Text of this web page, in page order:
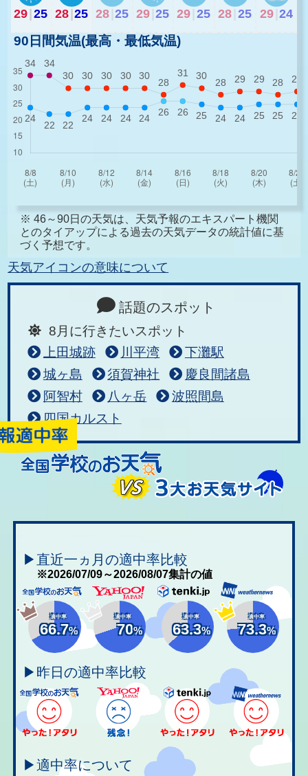
29|25 28|25 28 25 29 25 29 25 28 25 29 24
90日間気温(最高・最低気温)
※ 46～90日の天気は、天気予報のエキスパート機関
とのタイアップによる過去の天気データの統計値に基
づく予想です。
天気アイコンの意味について
話題のスポット
8月に行きたいスポット
上田城跡
川平湾
下灘駅
城ヶ島
須賀神社
慶良間諸島
阿智村
八ヶ岳
波照間島
四国カルスト
▶直近一ヵ月の適中率比較
※2026/07/09～2026/08/07集計の値
適中率
66.7%
適中率
70%
適中率
63.3%
適中率
73.3%
▶昨日の適中率比較
▶適中率について